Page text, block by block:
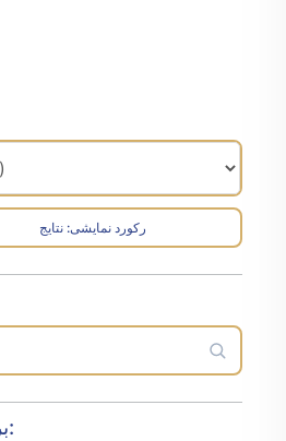
نتایج :رکورد نمایشی
براساس قیمت ریال: